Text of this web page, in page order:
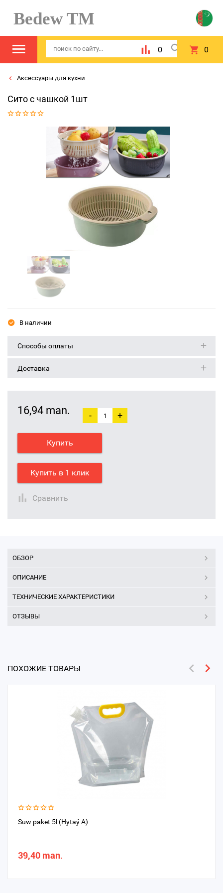
Bedew TM
0 0
Аксессуары для кухни
Сито с чашкой 1шт
В наличии
Способы оплаты
Доставка
16,94 man. - +
Купить
Купить в 1 клик
Сравнить
ОБЗОР
ОПИСАНИЕ
ТЕХНИЧЕСКИЕ ХАРАКТЕРИСТИКИ
ОТЗЫВЫ
ПОХОЖИЕ ТОВАРЫ
Suw paket 5l (Hytaý A)
39,40 man.